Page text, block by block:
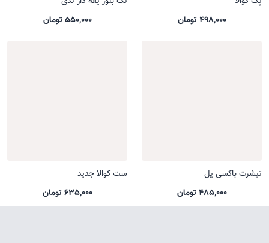
498,000 تومان
550,000 تومان
تیشرت باکسی یل
485,000 تومان
ست کوالا جدید
635,000 تومان